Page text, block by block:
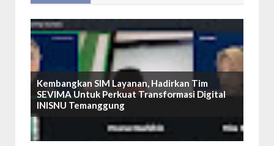
Kembangkan SIM Layanan, Hadirkan Tim
SEVIMA Untuk Perkuat Transformasi Digital
INISNU Temanggung